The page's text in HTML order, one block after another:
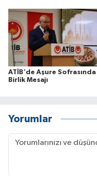
ATİB'de Aşure Sofrasında
Birlik Mesajı
Yorumlar